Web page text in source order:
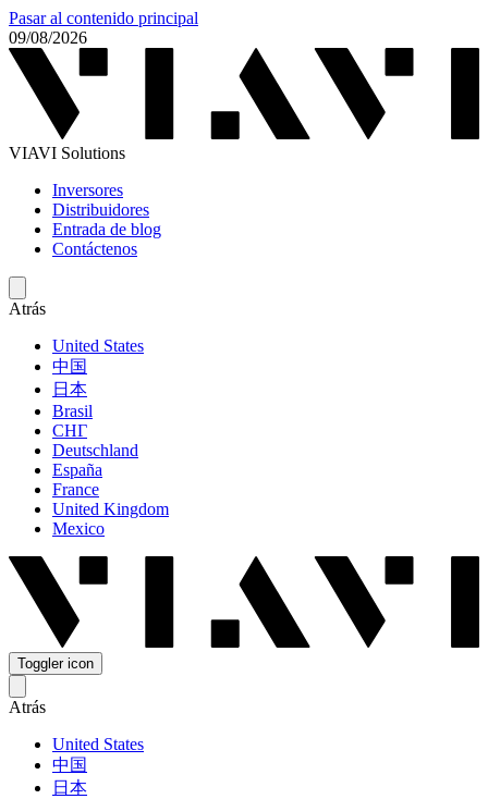
Pasar al contenido principal
09/08/2026
VIAVI Solutions
Inversores
Distribuidores
Entrada de blog
Contáctenos
Atrás
United States
中国
日本
Brasil
СНГ
Deutschland
España
France
United Kingdom
Mexico
Toggler icon
Atrás
United States
中国
日本